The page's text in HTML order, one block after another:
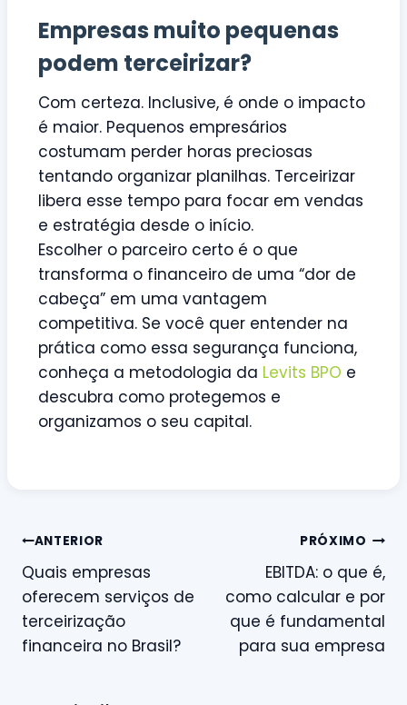
Empresas muito pequenas
podem terceirizar?
Com certeza. Inclusive, é onde o impacto
é maior. Pequenos empresários
costumam perder horas preciosas
tentando organizar planilhas. Terceirizar
libera esse tempo para focar em vendas
e estratégia desde o início.
Escolher o parceiro certo é o que
transforma o financeiro de uma “dor de
cabeça” em uma vantagem
competitiva. Se você quer entender na
prática como essa segurança funciona,
conheça a metodologia da Levits BPO e
descubra como protegemos e
organizamos o seu capital.
ANTERIOR
Quais empresas
oferecem serviços de
terceirização
financeira no Brasil?
PRÓXIMO
EBITDA: o que é,
como calcular e por
que é fundamental
para sua empresa